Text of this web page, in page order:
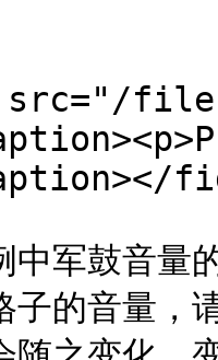
files/
中军鼓音量
子的音量，